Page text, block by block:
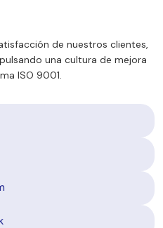
de nuestros clientes,
una cultura de mejora
ISO 9001.